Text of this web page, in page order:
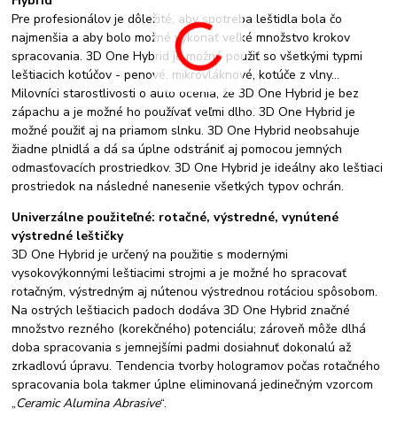
Pre profesionálov je dôležité, aby spotreba leštidla bola čo
najmenšia a aby bolo možné vykonať veľké množstvo krokov
spracovania. 3D One Hybrid je možné použiť so všetkými typmi
leštiacich kotúčov - penové, mikrovláknové, kotúče z vlny...
Milovníci starostlivosti o auto ocenia, že 3D One Hybrid je bez
zápachu a je možné ho používať veľmi dlho. 3D One Hybrid je
možné použiť aj na priamom slnku. 3D One Hybrid neobsahuje
žiadne plnidlá a dá sa úplne odstrániť aj pomocou jemných
odmasťovacích prostriedkov. 3D One Hybrid je ideálny ako leštiaci
prostriedok na následné nanesenie všetkých typov ochrán.
Univerzálne použiteľné: rotačné, výstredné, vynútené
výstredné leštičky
3D One Hybrid je určený na použitie s modernými
vysokovýkonnými leštiacimi strojmi a je možné ho spracovať
rotačným, výstredným aj nútenou výstrednou rotáciou spôsobom.
Na ostrých leštiacich padoch dodáva 3D One Hybrid značné
množstvo rezného (korekčného) potenciálu; zároveň môže dlhá
doba spracovania s jemnejšími padmi dosiahnuť dokonalú až
zrkadlovú úpravu. Tendencia tvorby hologramov počas rotačného
spracovania bola takmer úplne eliminovaná jedinečným vzorcom
„Ceramic Alumina Abrasive“.